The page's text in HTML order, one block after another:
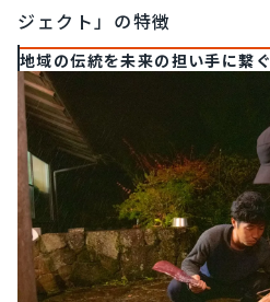
ジェクト」の特徴
地域の伝統を未来の担い手に繋ぐ